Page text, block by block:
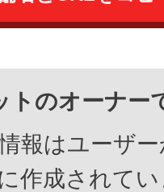
トのオーナー
報はユーザ
作成されて